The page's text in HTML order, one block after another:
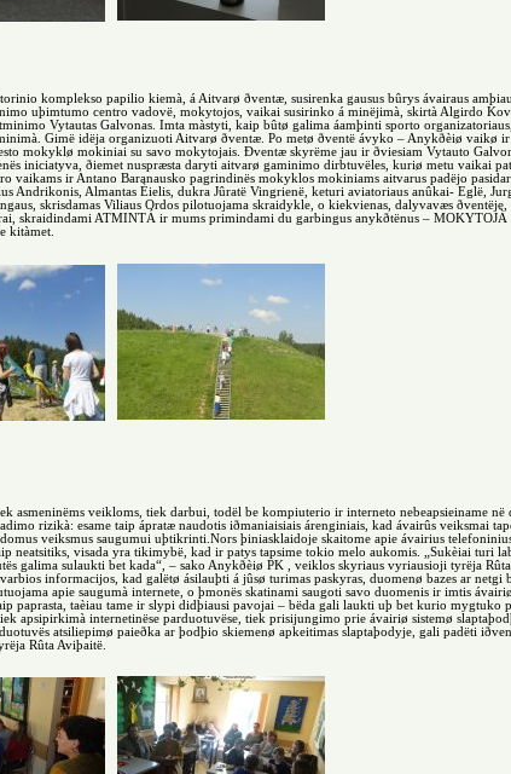
komplekso papilio kiemà, á Aitvarø ðventæ, susirenka gausus bûrys ávairaus
uþimtumo centro vadovë, mokytojos, vaikai susirinko á minëjimà, skirtà Algirdo
Vytautas Galvonas. Imta màstyti, kaip bûtø galima áamþinti sporto
Gimë idëja organizuoti Aitvarø ðventæ. Po metø ðventë ávyko – Anykðèiø vaikø
mokyklø mokiniai su savo mokytojais. Ðventæ skyrëme jau ir ðviesiam Vytauto
iniciatyva, ðiemet nuspræsta daryti aitvarø gaminimo dirbtuvëles, kuriø metu vaikai
ir Antano Baranausko pagrindinës mokyklos mokiniams aitvarus padëjo
Almantas Èielis, dukra Jûratë Vingrienë, keturi aviatoriaus anûkai- Eglë,
skrisdamas Viliaus Ordos pilotuojama skraidykle, o kiekvienas, dalyvavæs
skraidindami ATMINTÁ ir mums primindami du garbingus anykðtënus –
kitàmet.
asmeninëms veikloms, tiek darbui, todël be kompiuterio ir interneto nebeapsieiname në
rizikà: esame taip ápratæ naudotis iðmaniaisiais árenginiais, kad ávairûs veiksmai
veiksmus saugumui uþtikrinti.Nors þiniasklaidoje skaitome apie ávairius
neatsitiks, visada yra tikimybë, kad ir patys tapsime tokio melo aukomis. „Sukèiai turi
galima sulaukti bet kada“, – sako Anykðèiø PK , veiklos skyriaus vyriausioji tyrëja
informacijos, kad galëtø ásilauþti á jûsø turimas paskyras, duomenø bazes ar netgi
apie saugumà internete, o þmonës skatinami saugoti savo duomenis ir imtis
paprasta, taèiau tame ir slypi didþiausi pavojai – bëda gali laukti uþ bet kurio mygtuko
apsipirkimà internetinëse parduotuvëse, tiek prisijungimo prie ávairiø sistemø
atsiliepimø paieðka ar þodþio skiemenø apkeitimas slaptaþodyje, gali padëti
Rûta Aviþaitë.